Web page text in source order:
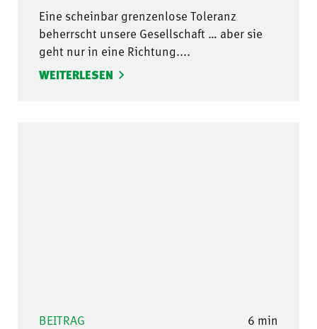
Eine scheinbar grenzenlose Toleranz
beherrscht unsere Gesellschaft … aber sie
geht nur in eine Richtung....
WEITERLESEN
BEITRAG 6 min